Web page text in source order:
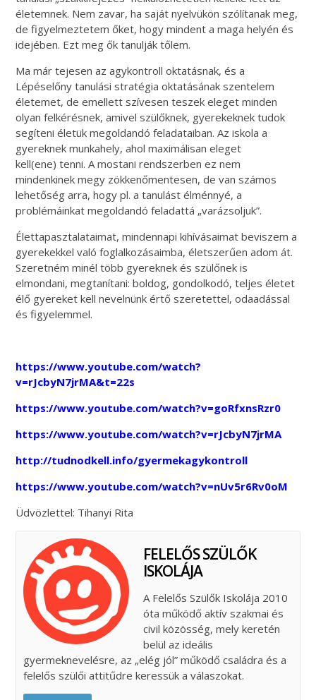
életemnek. Nem zavar, ha saját nyelvükön szólítanak meg,
de figyelmeztetem őket, hogy mindent a maga helyén és
idejében. Ezt meg ők tanulják tőlem.
Ma már tejesen az agykontroll oktatásnak, és a
Lépéselőny tanulási stratégia oktatásának szentelem
életemet, de emellett szívesen teszek eleget minden
olyan felkérésnek, amivel szülőknek, gyerekeknek tudok
segíteni életük megoldandó feladataiban. Az iskola a
gyereknek munkahely, ahol maximálisan eleget
kell(ene) tenni. A mostani rendszerben ez nem
mindenkinek megy zökkenőmentesen, de van számos
lehetőség arra, hogy pl. a tanulást élménnyé, a
problémáinkat megoldandó feladattá „varázsoljuk”.
Élettapasztalataimat, mindennapi kihívásaimat beviszem a
gyerekekkel való foglalkozásaimba, életszerűen adom át.
Szeretném minél több gyereknek és szülőnek is
elmondani, megtanítani: boldog, gondolkodó, teljes életet
élő gyereket kell nevelnünk értő szeretettel, odaadással
és figyelemmel.
https://www.youtube.com/watch?
v=rJcbyN7jrMA&t=22s
https://www.youtube.com/watch?v=goRfxnsRzr0
https://www.youtube.com/watch?v=rJcbyN7jrMA
http://tudnodkell.info/gyermekagykontroll
https://www.youtube.com/watch?v=nUv5r6Rv0oM
Üdvözlettel: Tihanyi Rita
FELELŐS SZÜLŐK
ISKOLÁJA
A Felelős Szülők Iskolája 2010
óta működő aktív szakmai és
civil közösség, mely keretén
belül az ideális
gyermeknevelésre, az „elég jól” működő családra és a
felelős szülői attitűdre keressük a válaszokat.